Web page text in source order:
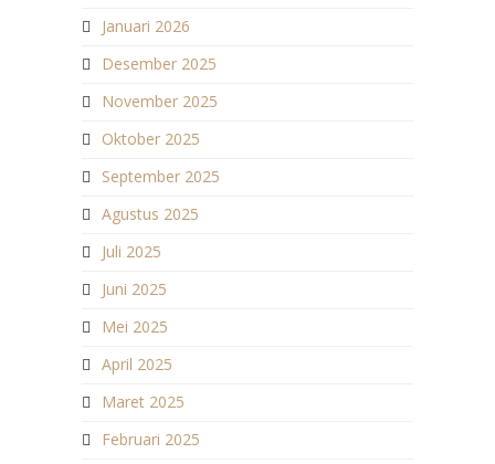
Januari 2026
Desember 2025
November 2025
Oktober 2025
September 2025
Agustus 2025
Juli 2025
Juni 2025
Mei 2025
April 2025
Maret 2025
Februari 2025